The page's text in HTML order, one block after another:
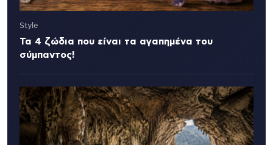
Style
Τα 4 ζώδια που είναι τα αγαπημένα του
σύμπαντος!